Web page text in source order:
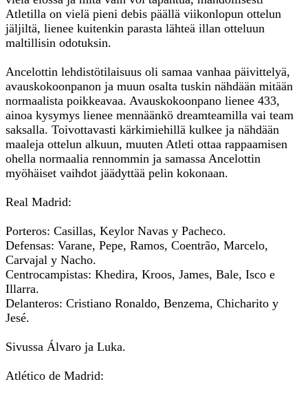
Atletilla on vielä pieni debis päällä viikonlopun ottelun
jäljiltä, lienee kuitenkin parasta lähteä illan otteluun
maltillisin odotuksin.
Ancelottin lehdistötilaisuus oli samaa vanhaa päivittelyä,
avauskokoonpanon ja muun osalta tuskin nähdään mitään
normaalista poikkeavaa. Avauskokoonpano lienee 433,
ainoa kysymys lienee mennäänkö dreamteamilla vai team
saksalla. Toivottavasti kärkimiehillä kulkee ja nähdään
maaleja ottelun alkuun, muuten Atleti ottaa rappaamisen
ohella normaalia rennommin ja samassa Ancelottin
myöhäiset vaihdot jäädyttää pelin kokonaan.
Real Madrid:
Porteros: Casillas, Keylor Navas y Pacheco.
Defensas: Varane, Pepe, Ramos, Coentrão, Marcelo,
Carvajal y Nacho.
Centrocampistas: Khedira, Kroos, James, Bale, Isco e
Illarra.
Delanteros: Cristiano Ronaldo, Benzema, Chicharito y
Jesé.
Sivussa Álvaro ja Luka.
Atlético de Madrid: